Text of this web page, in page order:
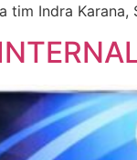
tim Indra Karana,